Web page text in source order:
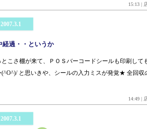
15:13 |
2007.3.1
経過・・というか
とこさ棚が来て、ＰＯＳバーコードシールも印刷して
(^O^)/ と思いきや、シールの入力ミスが発覚★ 全回
14:49 |
2007.3.1